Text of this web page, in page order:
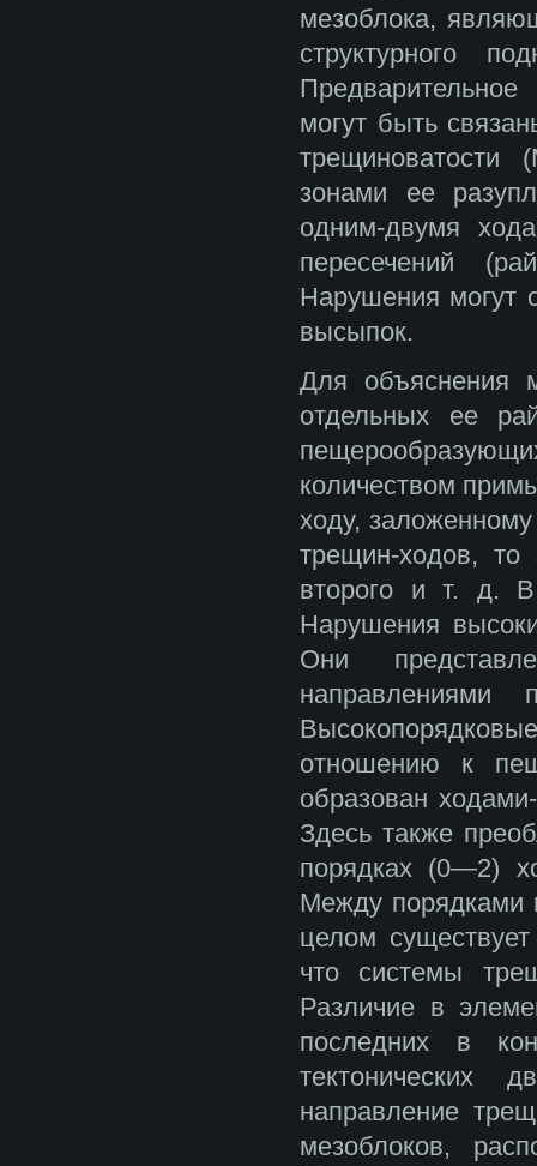
мезоблока,
структурного
могут быть
трещиноватости
зонами ее
одним-двумя
пересечений
Нарушения могут
высыпок.
Для объяснения
отдельных ее
количеством
ходу,
трещин-ходов,
второго и т. д.
Нарушения
Они
направлениями
отношению к
образован
Здесь также
порядках (0—2)
Между порядками
целом
что системы
Различие в
последних в
тектонических
направление
мезоблоков,